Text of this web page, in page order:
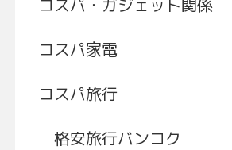
コスパ・ガジェット関係
コスパ家電
コスパ旅行
格安旅行バンコク